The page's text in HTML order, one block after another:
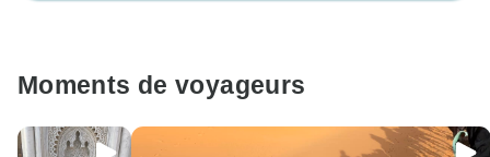
Moments de voyageurs